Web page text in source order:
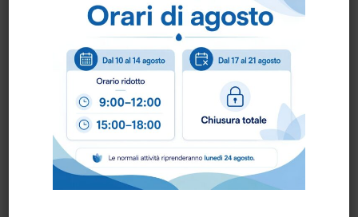
Come ordinare?
Puoi ordinare chiamando al0172 478161
scrivendo una mail ainfo@bogliano.it.
Per ogni informazione siamo a disposizione.